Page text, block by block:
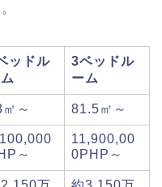
ッドル
3ベッドル
ーム
～ 81.5㎡～
～
11,900,00
0PHP～